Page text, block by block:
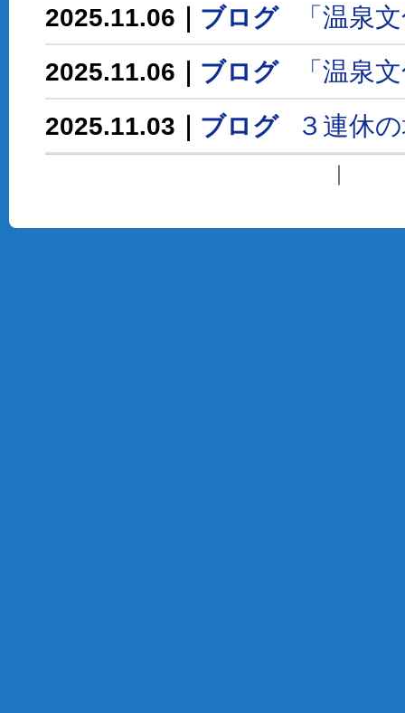
2025.11.06｜ ブログ 「温泉
2025.11.06｜ ブログ 「温泉
2025.11.03｜ ブログ ３連休
｜